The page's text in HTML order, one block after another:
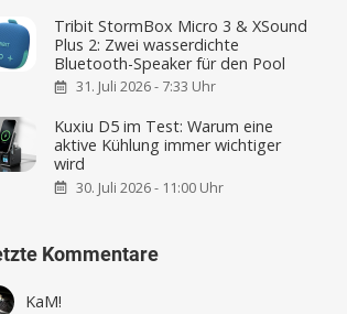
Tribit StormBox Micro 3 & XSound
Plus 2: Zwei wasserdichte
Bluetooth-Speaker für den Pool
31. Juli 2026 - 7:33 Uhr
Kuxiu D5 im Test: Warum eine
aktive Kühlung immer wichtiger
wird
30. Juli 2026 - 11:00 Uhr
Kommentare
KaM!